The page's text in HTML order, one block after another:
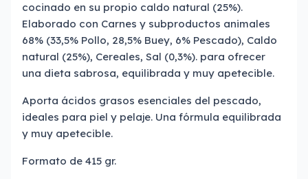
cocinado en su propio caldo natural (25%).
Elaborado con Carnes y subproductos animales
68% (33,5% Pollo, 28,5% Buey, 6% Pescado), Caldo
natural (25%), Cereales, Sal (0,3%). para ofrecer
una dieta sabrosa, equilibrada y muy apetecible.
Aporta ácidos grasos esenciales del pescado,
ideales para piel y pelaje. Una fórmula equilibrada
y muy apetecible.
Formato de 415 gr.